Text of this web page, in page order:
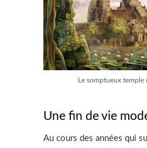
Le somptueux temple
Une fin de vie
Au cours des années qui